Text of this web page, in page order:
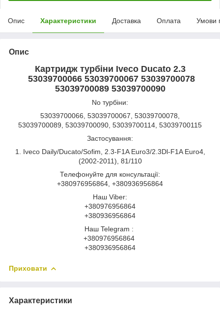
Опис Характеристики Доставка Оплата Умови
Опис
Картридж турбіни Iveco Ducato 2.3
53039700066 53039700067 53039700078
53039700089 53039700090
No турбіни:
53039700066, 53039700067, 53039700078,
53039700089, 53039700090, 53039700114, 53039700115
Застосування:
1. Iveco Daily/Ducato/Sofim, 2.3-F1A Euro3/2.3Dl-F1A Euro4,
(2002-2011), 81/110
Телефонуйте для консультації:
+380976956864, +380936956864
Наш Viber:
+380976956864
+380936956864
Наш Telegram :
+380976956864
+380936956864
Приховати
Характеристики